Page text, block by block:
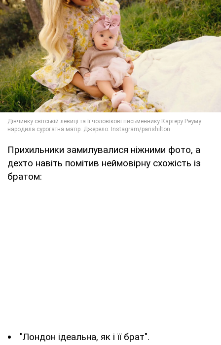
Прихильники замилувалися ніжними фото, а
дехто навіть помітив неймовірну схожість із
братом:
"Лондон ідеальна, як і її брат".